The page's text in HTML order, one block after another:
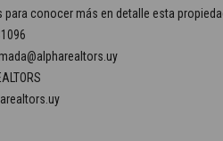
para conocer más en detalle esta